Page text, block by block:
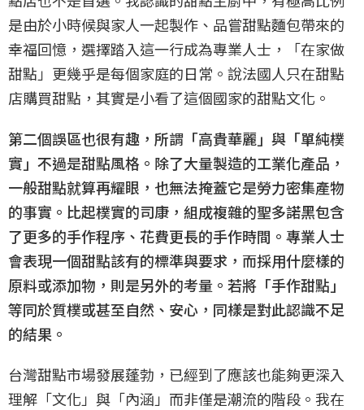
是由於小時候與家人一起製作、品嘗甜點麵包帶來的
幸福回憶，選擇踏入這一行成為專業人士，「在家做
甜點」更幾乎是每個家庭的日常。說法國人只在甜點
店購買甜點，其實是小看了這個國家的甜點文化。
第二個誤區也很有趣，所謂「高貴華麗」與「單純樸
實」不過是甜點風格。除了大量製造的工業化產品，
一般甜點就算再耀眼，也無法掩蓋它是勞力密集產物
的事實。比起樸實的司康，組成複雜的聖多諾黑包含
了更多的手作程序、花費更長的手作時間。專業人士
會表現一個甜點該有的標準與要求，而採用什麼樣的
原料或添加物，則是另外的考量。若將「手作甜點」
等同於質樸或甚至自然、安心，同樣是對此認識不足
的結果。
台灣甜點市場發展蓬勃，已經到了應該也能夠更深入
理解「文化」與「內涵」而非僅是潮流的階段。我在